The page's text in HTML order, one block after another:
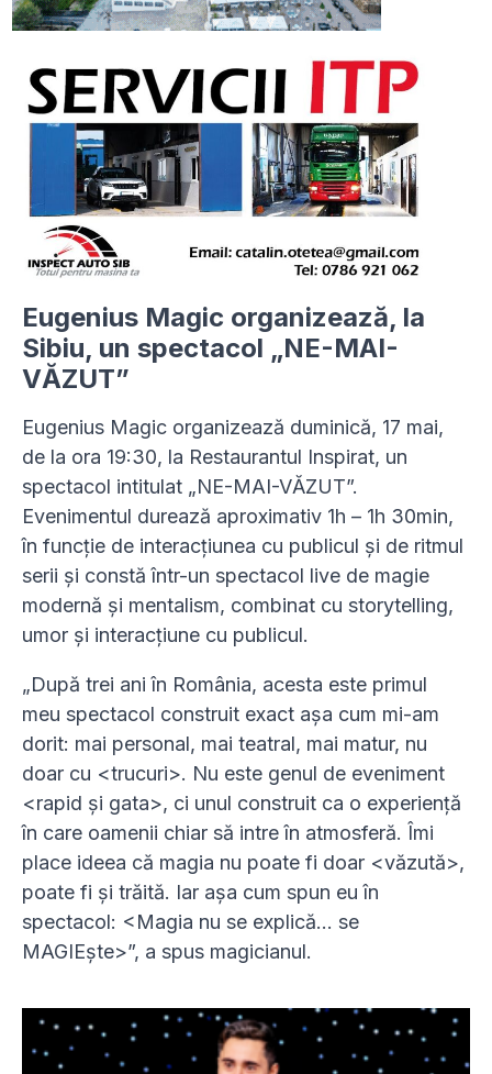
Eugenius Magic organizează, la
Sibiu, un spectacol „NE-MAI-
VĂZUT”
Eugenius Magic organizează duminică, 17 mai,
de la ora 19:30, la Restaurantul Inspirat, un
spectacol intitulat „NE-MAI-VĂZUT”.
Evenimentul durează aproximativ 1h – 1h 30min,
în funcție de interacțiunea cu publicul și de ritmul
serii și constă într-un spectacol live de magie
modernă și mentalism, combinat cu storytelling,
umor și interacțiune cu publicul.
„După trei ani în România, acesta este primul
meu spectacol construit exact așa cum mi-am
dorit: mai personal, mai teatral, mai matur, nu
doar cu <trucuri>. Nu este genul de eveniment
<rapid și gata>, ci unul construit ca o experiență
în care oamenii chiar să intre în atmosferă. Îmi
place ideea că magia nu poate fi doar <văzută>,
poate fi și trăită. Iar așa cum spun eu în
spectacol: <Magia nu se explică… se
MAGIEște>”, a spus magicianul.